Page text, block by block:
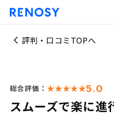
評判・口コミTOPへ
総合評価： 5.0
スムーズで楽に進